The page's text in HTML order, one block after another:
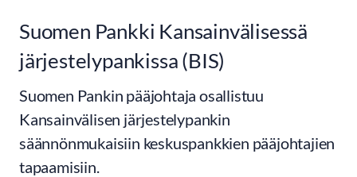
Suomen Pankki Kansainvälisessä
järjestelypankissa (BIS)
Suomen Pankin pääjohtaja osallistuu
Kansainvälisen järjestelypankin
säännönmukaisiin keskuspankkien pääjohtajien
tapaamisiin.